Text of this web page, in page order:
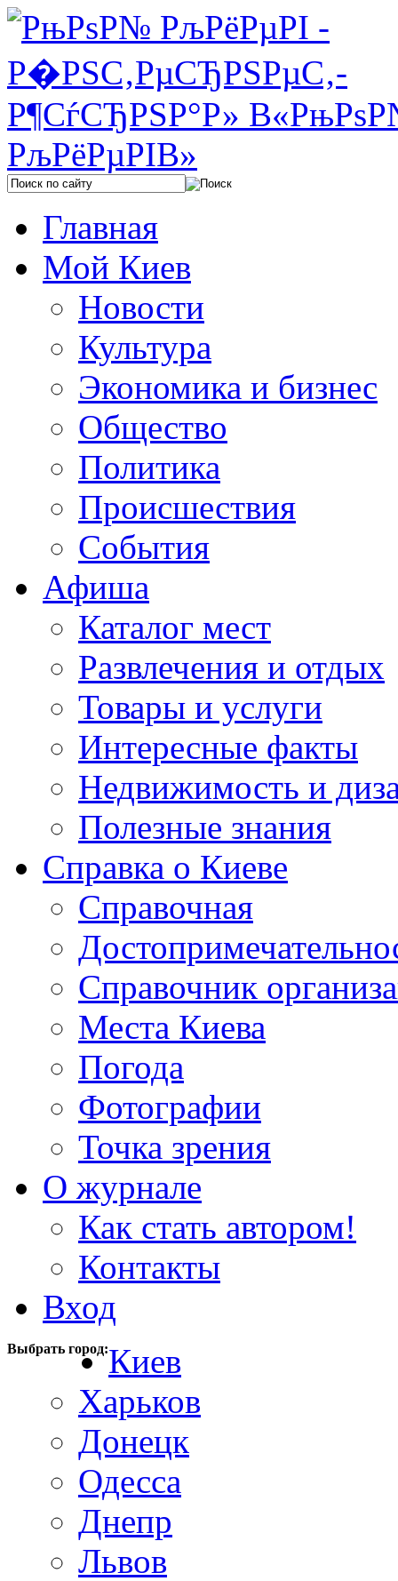
Главная
Мой Киев
Новости
Культура
Экономика и бизнес
Общество
Политика
Происшествия
События
Афиша
Каталог мест
Развлечения и отдых
Товары и услуги
Интересные факты
Недвижимость и
Полезные знания
Справка о Киеве
Справочная
Справочник
Места Киева
Погода
Фотографии
Точка зрения
О журнале
Как стать автором!
Контакты
Вход
Выбрать город:Киев
Харьков
Донецк
Одесса
Днепр
Львов